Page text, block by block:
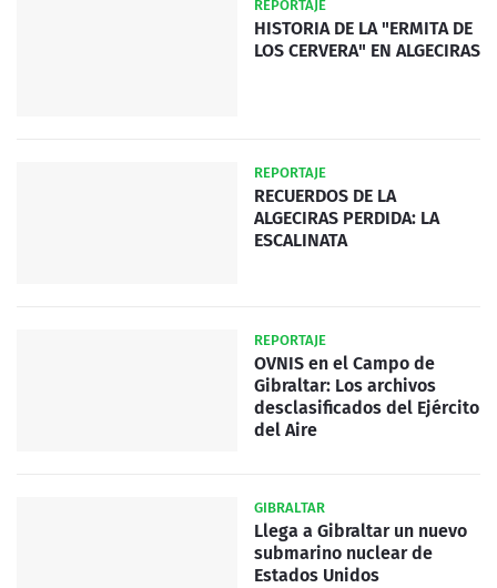
REPORTAJE
HISTORIA DE LA "ERMITA DE
LOS CERVERA" EN ALGECIRAS
REPORTAJE
RECUERDOS DE LA
ALGECIRAS PERDIDA: LA
ESCALINATA
REPORTAJE
OVNIS en el Campo de
Gibraltar: Los archivos
desclasificados del Ejército
del Aire
GIBRALTAR
Llega a Gibraltar un nuevo
submarino nuclear de
Estados Unidos